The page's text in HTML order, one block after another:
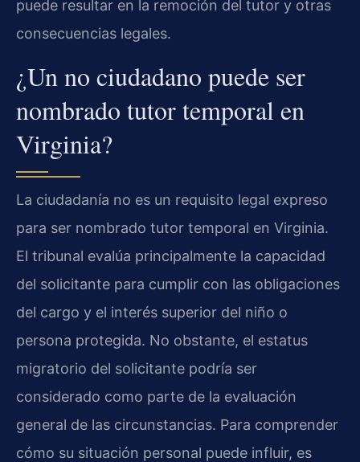
puede resultar en la remoción del tutor y otras
consecuencias legales.
¿Un no ciudadano puede ser
nombrado tutor temporal en
Virginia?
La ciudadanía no es un requisito legal expreso
para ser nombrado tutor temporal en Virginia.
El tribunal evalúa principalmente la capacidad
del solicitante para cumplir con las obligaciones
del cargo y el interés superior del niño o
persona protegida. No obstante, el estatus
migratorio del solicitante podría ser
considerado como parte de la evaluación
general de las circunstancias. Para comprender
cómo su situación personal puede influir, es